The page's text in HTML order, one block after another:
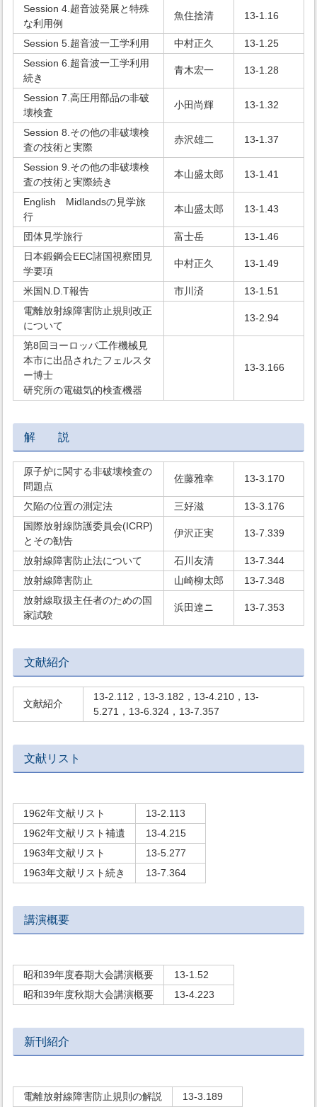
Session 4.超音波発展と特殊
な利用例
魚住捨清 13-1.16
Session 5.超音波一工学利用 中村正久
13-1.25
Session 6.超音波一工学利用
続き
青木宏一 13-1.28
Session 7.高圧用部品の非破
壊検査
小田尚輝 13-1.32
Session 8.その他の非破壊検
査の技術と実際
赤沢雄二 13-1.37
Session 9.その他の非破壊検
査の技術と実際続き
本山盛太郎 13-1.41
English Midlandsの見学旅
行
本山盛太郎 13-1.43
団体見学旅行 富士岳
13-1.46
日本鍛鋼会EEC諸国視察団見
学要項
中村正久 13-1.49
米国N.D.T報告 市川済
13-1.51
電離放射線障害防止規則改正
について
13-2.94
第8回ヨーロッパ工作機械見
本市に出品されたフェルスタ
ー博士
研究所の電磁気的検査機器
13-3.166
解 説
原子炉に関する非破壊検査の
問題点
佐藤雅幸 13-3.170
欠陥の位置の測定法 三好滋
13-3.176
国際放射線防護委員会(ICRP)
とその勧告
伊沢正実 13-7.339
放射線障害防止法について 石川友清
13-7.344
放射線障害防止
山崎柳太郎
13-7.348
放射線取扱主任者のための国
家試験
浜田達ニ 13-7.353
文献紹介
文献紹介
13-2.112，13-3.182，13-4.210，13-
5.271，13-6.324，13-7.357
文献リスト
1962年文献リスト
13-2.113
1962年文献リスト補遺
13-4.215
1963年文献リスト
13-5.277
1963年文献リスト続き
13-7.364
講演概要
昭和39年度春期大会講演概要
13-1.52
昭和39年度秋期大会講演概要
13-4.223
新刊紹介
電離放射線障害防止規則の解説 13-3.189